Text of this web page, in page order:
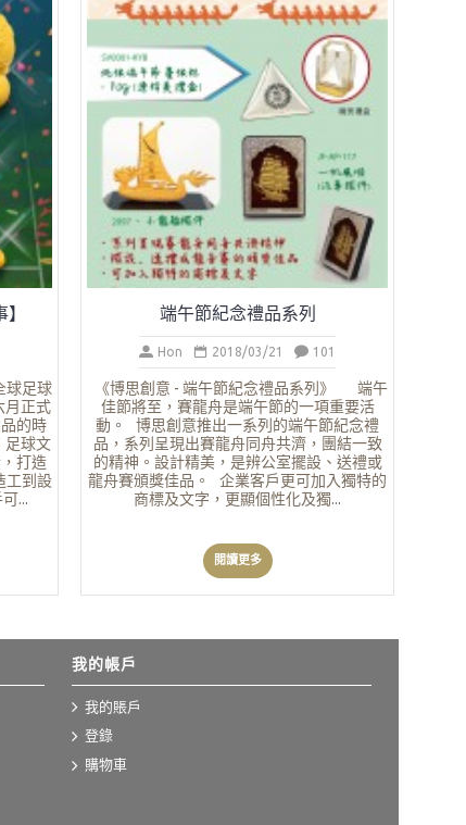
球足球
月正式
的時
足球文
打造
工到設
...
端午節紀念禮品系列
Hon 2018/03/21 101
《博思創意 - 端午節紀念禮品系列》 端午
佳節將至，賽龍舟是端午節的一項重要活
動。 博思創意推出一系列的端午節紀念禮
品，系列呈現出賽龍舟同舟共濟，團結一致
的精神。設計精美，是辨公室擺設、送禮或
龍舟賽頒獎佳品。 企業客戶更可加入獨特的
商標及文字，更顯個性化及獨...
閱讀更多
我的帳戶
我的賬戶
登錄
購物車